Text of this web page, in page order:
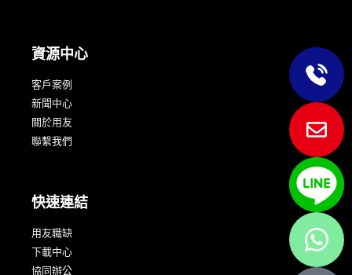
資源中心
客戶案例
新聞中心
關於用友
聯繫我們
快速連結
用友職缺
下載中心
協同辦公